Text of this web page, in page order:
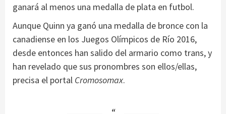
ganará al menos una medalla de plata en futbol.
Aunque Quinn ya ganó una medalla de bronce con la
canadiense en los Juegos Olímpicos de Río 2016,
desde entonces han salido del armario como trans, y
han revelado que sus pronombres son ellos/ellas,
precisa el portal Cromosomax.